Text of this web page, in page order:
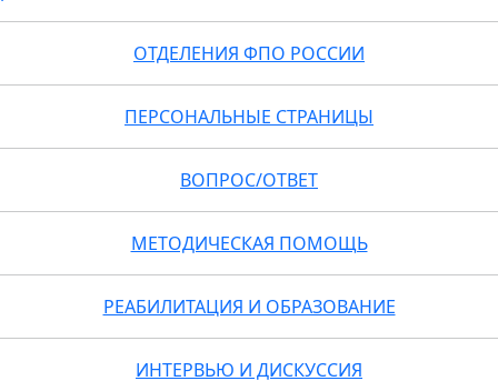
ОТДЕЛЕНИЯ ФПО РОССИИ
ПЕРСОНАЛЬНЫЕ СТРАНИЦЫ
ВОПРОС/ОТВЕТ
МЕТОДИЧЕСКАЯ ПОМОЩЬ
РЕАБИЛИТАЦИЯ И ОБРАЗОВАНИЕ
ИНТЕРВЬЮ И ДИСКУССИЯ